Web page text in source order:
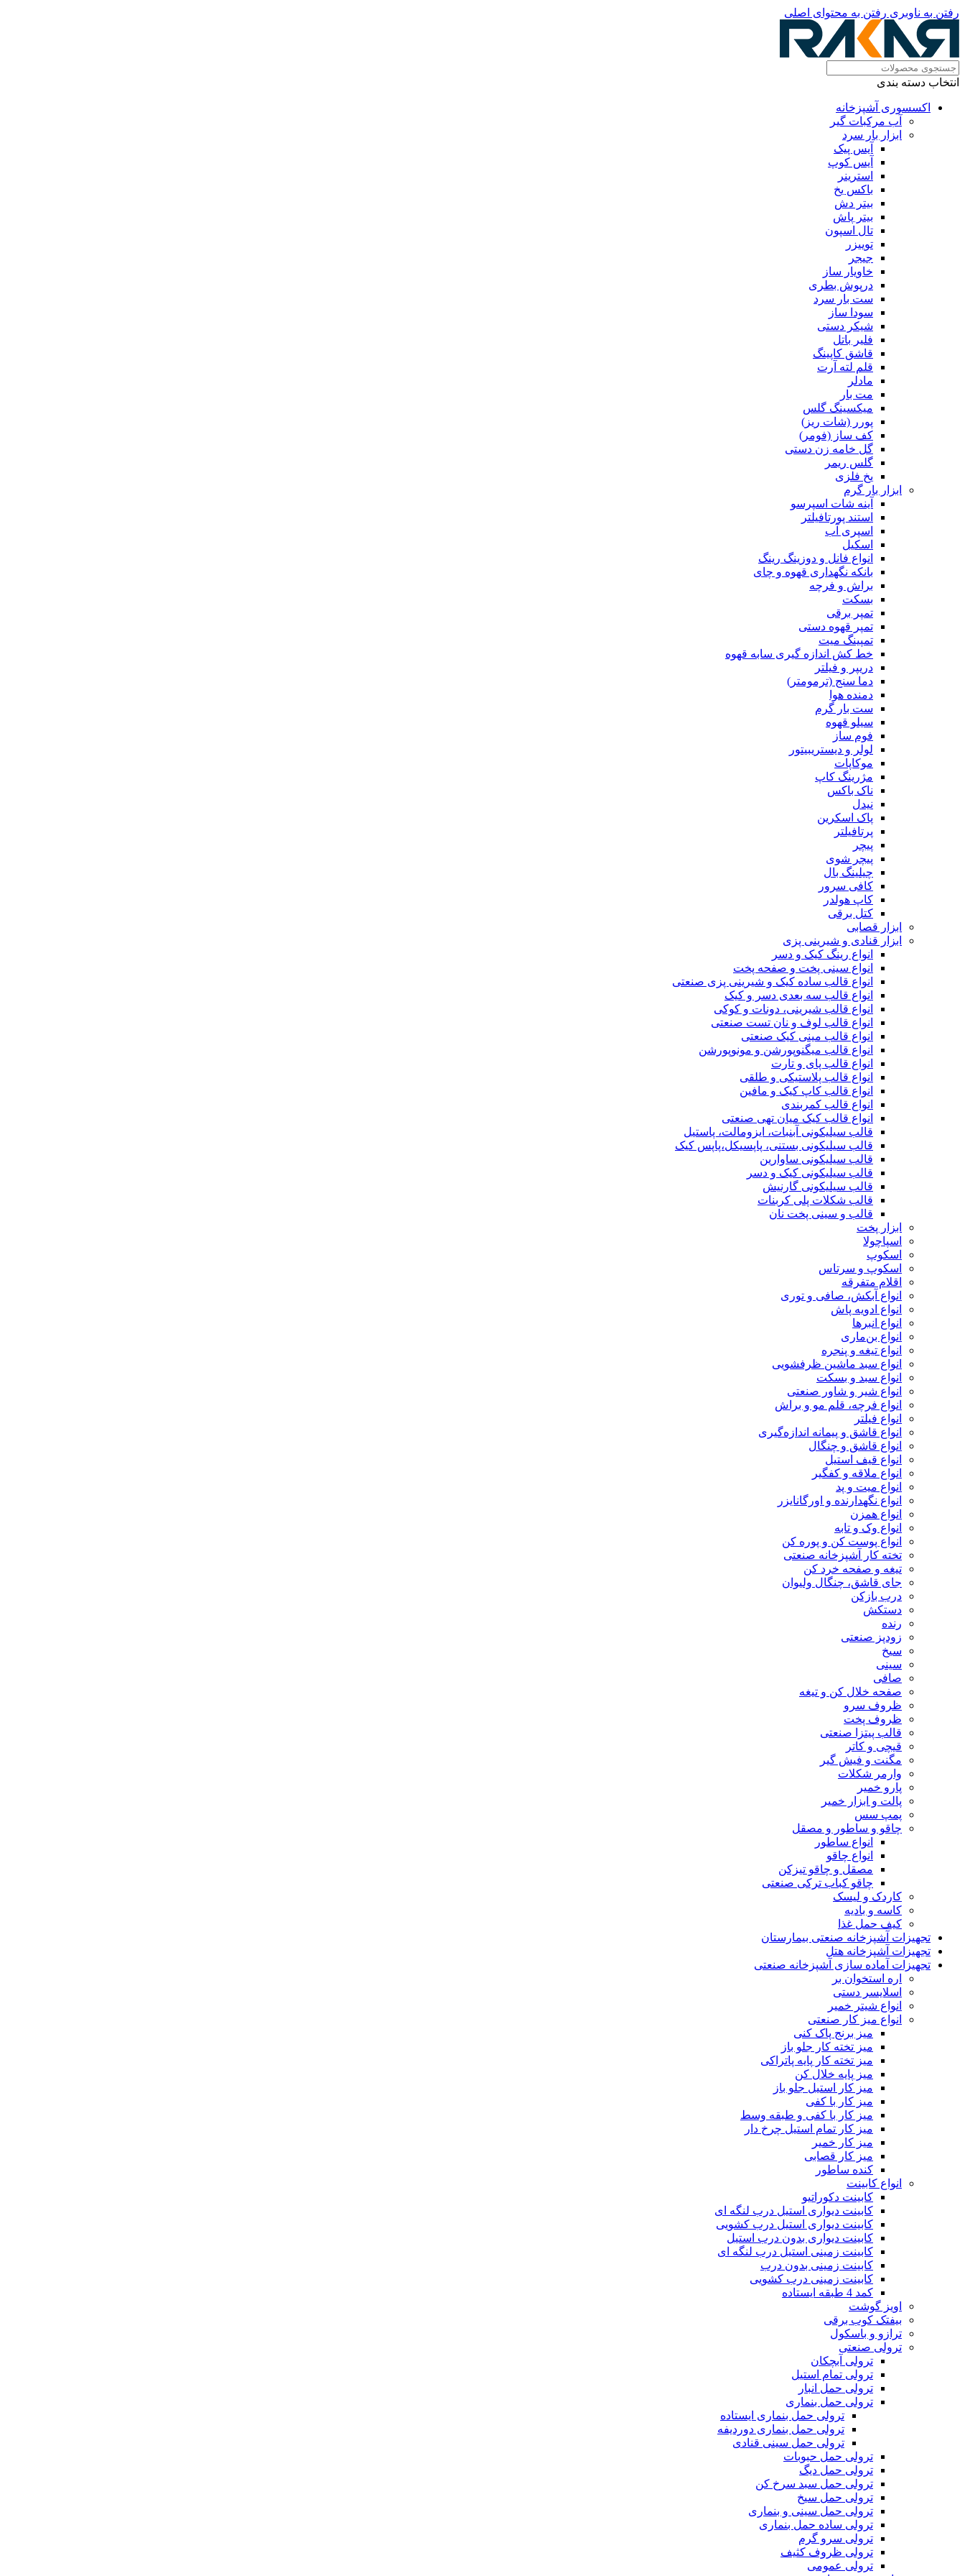
رفتن به ناوبری رفتن به محتوای اصلی
انتخاب دسته بندی
اکسسوری آشپزخانه
آب مرکبات گیر
ابزار بار سرد
آیس پیک
آیس کوپ
استرینر
باکس یخ
بیتر دش
بیتر پاش
تال اسپون
توییزر
جیجر
خاویار ساز
درپوش بطری
ست بار سرد
سودا ساز
شیکر دستی
فلیر باتل
قاشق کاپینگ
قلم لته آرت
مادلر
مت بار
میکسینگ گلس
پورر (شات ریز)
کف ساز (فومر)
گل خامه زن دستی
گلس ریمر
یخ فلزی
ابزار بار گرم
آینه شات اسپرسو
استند پورتافیلتر
اسپری آب
اسکیل
انواع فانل و دوزینگ رینگ
بانکه نگهداری قهوه و چای
براش و فرچه
بسکت
تمپر برقی
تمپر قهوه دستی
تمپینگ میت
خط کش اندازه گیری سابه قهوه
دریپر و فیلتر
دما سنج (ترمومتر)
دمنده هوا
ست بار گرم
سیلو قهوه
فوم ساز
لولر و دیستریبیتور
موکاپات
مژرینگ کاپ
ناک باکس
نیدل
پاک اسکرین
پرتافیلتر
پیچر
پیچر شوی
چیلینگ بال
کافی سرور
کاپ هولدر
کتل برقی
ابزار قصابی
ابزار قنادی و شیرینی پزی
انواع رینگ کیک و دسر
انواع سینی پخت و صفحه پخت
انواع قالب ساده کیک و شیرینی‌ پزی صنعتی
انواع قالب سه بعدی دسر و کیک
انواع قالب شیرینی، دونات و کوکی
انواع قالب لوف و نان تست صنعتی
انواع قالب مینی کیک صنعتی
انواع قالب میگنوپورشن و مونوپورشن
انواع قالب پای و تارت
انواع قالب پلاستیکی و طلقی
انواع قالب کاپ کیک و مافین
انواع قالب کمربندی
انواع قالب کیک میان تهی صنعتی
قالب سیلیکونی آبنبات، ایزومالت، پاستیل
قالب سیلیکونی بستنی، پاپسیکل،پاپس کیک
قالب سیلیکونی ساوارین
قالب سیلیکونی کیک و دسر
قالب سیلیکونی گارنیش
قالب شکلات پلی کربنات
قالب و سینی پخت نان
ابزار پخت
اسپاچولا
اسکوپ
اسکوپ و سرتاس
اقلام متفرقه
انواع آبکش، صافی و توری
انواع ادویه پاش
انواع انبرها
انواع بن‌ماری
انواع تیغه و پنجره
انواع سبد ماشین ظرفشویی
انواع سبد و بسکت
انواع شیر و شاور صنعتی
انواع فرچه، قلم مو و براش
انواع فیلتر
انواع قاشق و پیمانه اندازه‌گیری
انواع قاشق و چنگال
انواع قیف استیل
انواع ملاقه و کفگیر
انواع میت و پد
انواع نگهدارنده و اورگانایزر
انواع همزن
انواع وک و تابه
انواع پوست کن و پوره کن
تخته کار آشپزخانه صنعتی
تیغه و صفحه خرد کن
جای قاشق، چنگال ولیوان
درب بازکن
دستکش
رنده
زودپز صنعتی
سیخ
سینی
صافی
صفحه خلال کن و تیغه
ظروف سرو
ظروف پخت
قالب پیتزا صنعتی
قیچی و کاتر
مگنت و فیش گیر
وارمر شکلات
پارو خمیر
پالت و ابزار خمیر
پمپ سس
چاقو و ساطور و مصقل
انواع ساطور
انواع چاقو
مصقل و چاقو تیزکن
چاقو کباب ترکی صنعتی
کاردک و لیسک
کاسه و بادیه
کیف حمل غذا
تجهیزات آشپزخانه صنعتی بیمارستان
تجهیزات آشپزخانه هتل
تجهیزات آماده سازی آشپزخانه صنعتی
اره استخوان بر
اسلایسر دستی
انواع شیتر خمیر
انواع میز کار صنعتی
میز برنج پاک کنی
میز تخته کار جلو باز
میز تخته کار پایه پاتراکی
میز پایه خلال کن
میز کار استیل جلو باز
میز کار با کفی
میز کار با کفی و طبقه وسط
میز کار تمام استیل چرخ دار
میز کار خمیر
میز کار قصابی
کنده ساطور
انواع کابینت
کابینت دکوراتیو
کابینت دیواری استیل درب لنگه ای
کابینت دیواری استیل درب کشویی
کابینت دیواری بدون درب استیل
کابینت زمینی استیل درب لنگه ای
کابینت زمینی بدون درب
کابینت زمینی درب کشویی
کمد 4 طبقه ایستاده
اویز گوشت
بیفتک کوب برقی
ترازو و باسکول
ترولی صنعتی
ترولی آبچکان
ترولی تمام استیل
ترولی حمل انبار
ترولی حمل بنماری
ترولی حمل بنماری ایستاده
ترولی حمل بنماری دوردیفه
ترولی حمل سینی قنادی
ترولی حمل حبوبات
ترولی حمل دیگ
ترولی حمل سبد سرخ کن
ترولی حمل سیخ
ترولی حمل سینی و بنماری
ترولی ساده حمل بنماری
ترولی سرو گرم
ترولی ظروف کثیف
ترولی عمومی